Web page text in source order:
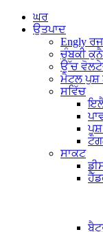
ਘਰ
ਉਤਪਾਦ
Engly
ਚੁੰਬਕੀ
ਉੱਚ
ਮੈਟਲ ਪੁਸ਼
ਸਵਿੱਚ
ਸਾਕਟ